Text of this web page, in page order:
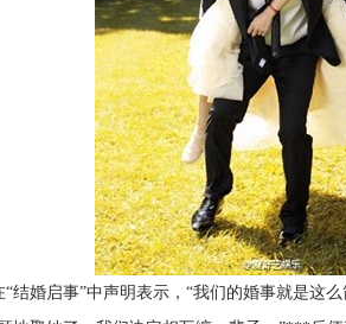
结婚启事”中声明表示，“我们的婚事就是这